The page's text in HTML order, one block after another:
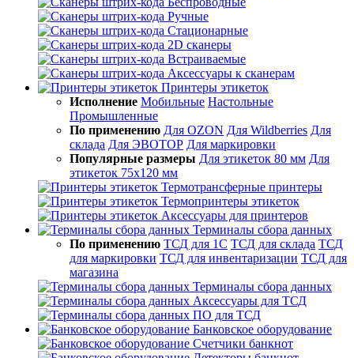
Ручные
Стационарные
2D сканеры
Встраиваемые
Аксессуары к сканерам
Принтеры этикеток
Исполнение Мобильные Настольные
Промышленные
По применению Для OZON Для Wildberries Для
склада Для ЭВОТОР Для маркировки
Популярные размеры Для этикеток 80 мм Для
этикеток 75х120 мм
Термотрансферные принтеры
Термопринтеры этикеток
Аксессуары для принтеров
Терминалы сбора данных
По применению ТСД для 1С ТСД для склада ТСД
для маркировки ТСД для инвентаризации ТСД для
магазина
Терминалы сбора данных
Аксессуары для ТСД
ПО для ТСД
Банковское оборудование
Счетчики банкнот